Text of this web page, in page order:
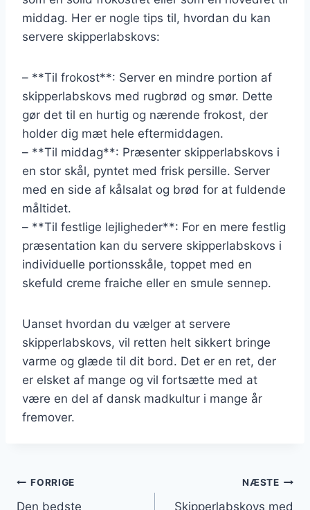
middag. Her er nogle tips til, hvordan du kan
servere skipperlabskovs:
– **Til frokost**: Server en mindre portion af
skipperlabskovs med rugbrød og smør. Dette
gør det til en hurtig og nærende frokost, der
holder dig mæt hele eftermiddagen.
– **Til middag**: Præsenter skipperlabskovs i
en stor skål, pyntet med frisk persille. Server
med en side af kålsalat og brød for at fuldende
måltidet.
– **Til festlige lejligheder**: For en mere festlig
præsentation kan du servere skipperlabskovs i
individuelle portionsskåle, toppet med en
skefuld creme fraiche eller en smule sennep.
Uanset hvordan du vælger at servere
skipperlabskovs, vil retten helt sikkert bringe
varme og glæde til dit bord. Det er en ret, der
er elsket af mange og vil fortsætte med at
være en del af dansk madkultur i mange år
fremover.
Indlægsnavigation
FORRIGE
Den bedste
NÆSTE
Skipperlabskovs med